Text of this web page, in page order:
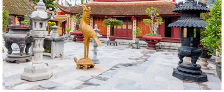
Bình Giang triển khai Kế hoạch lấy mẫu hài cốt liệt sĩ
Xã Bình Giang học tập nghị quyết Hôi nghị lần thứ ba Ban Chấp hành
Trung ương Đảng khóa XIV
Về việc phê duyệt quy trình nội bộ giải quyết thủ tục hành chính thuộc
phạm vi chức năng của Sở...